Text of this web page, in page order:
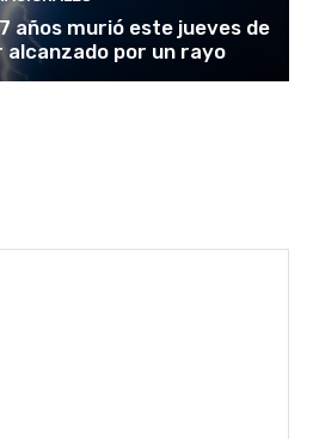
años murió este jueves de
por un rayo